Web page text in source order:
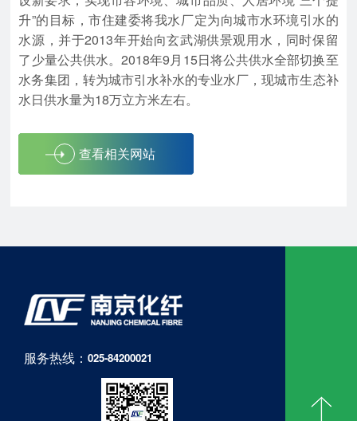
升”的目标，市住建委将我水厂定为向城市水环境引水的
水源，并于2013年开始向玄武湖供景观用水，同时保留
了少量公共供水。2018年9月15日将公共供水全部切换至
水务集团，转为城市引水补水的专业水厂，现城市生态补
水日供水量为18万立方米左右。
查看相关网站
服务热线： 025-84200021